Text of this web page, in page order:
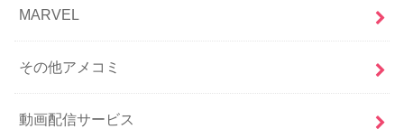
MARVEL
その他アメコミ
動画配信サービス